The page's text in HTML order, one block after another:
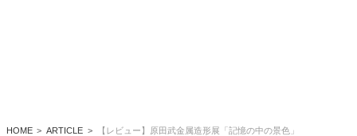
HOME ARTICLE 【レビュー】原田武金属造形展「​記憶の中の景色」